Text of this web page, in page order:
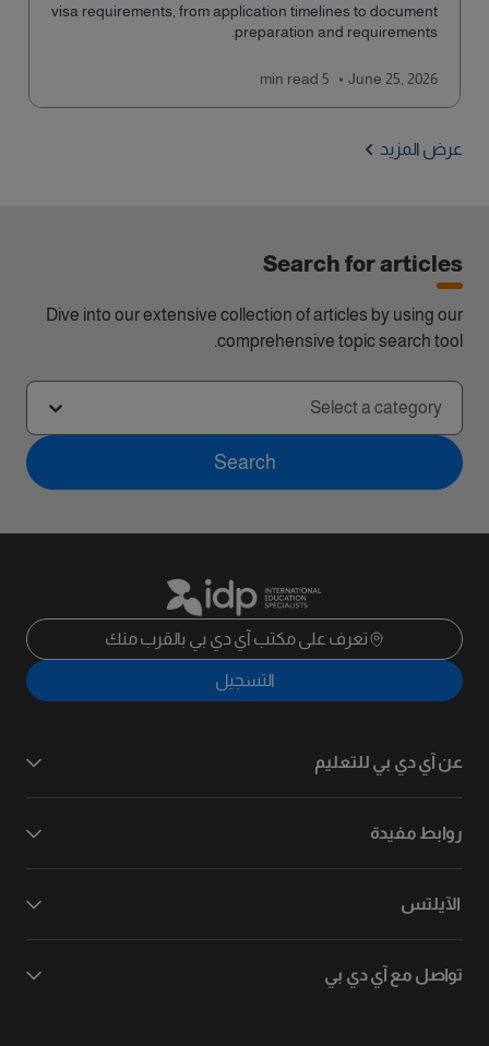
visa requirements, from application timelines to document
preparation and requirements.
June 25, 2026
5 min
read
عرض المزيد
Search for articles
Dive into our extensive collection of articles by using our
comprehensive topic search tool.
Select a category
Search
تعرف على مكتب آي دي بي بالقرب منك
التسجيل
عن آي دي بي للتعليم
روابط مفيدة
الآيلتس
تواصل مع آي دي بي